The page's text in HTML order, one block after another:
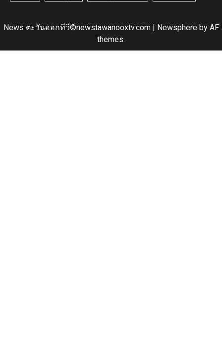
News ตะวันออกทีวี©newstawanooxtv.com | Newsphereby AF
themes.